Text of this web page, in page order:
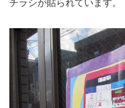
チラシが貼られています。